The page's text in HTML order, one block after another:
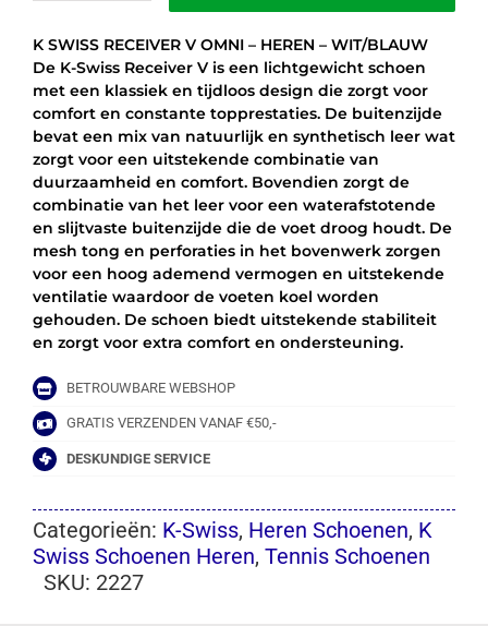
OMNI
WIT/BLAUW
aantal
K SWISS RECEIVER V OMNI – HEREN – WIT/BLAUW
De K-Swiss Receiver V is een lichtgewicht schoen
met een klassiek en tijdloos design die zorgt voor
comfort en constante topprestaties. De buitenzijde
bevat een mix van natuurlijk en synthetisch leer wat
zorgt voor een uitstekende combinatie van
duurzaamheid en comfort. Bovendien zorgt de
combinatie van het leer voor een waterafstotende
en slijtvaste buitenzijde die de voet droog houdt. De
mesh tong en perforaties in het bovenwerk zorgen
voor een hoog ademend vermogen en uitstekende
ventilatie waardoor de voeten koel worden
gehouden. De schoen biedt uitstekende stabiliteit
en zorgt voor extra comfort en ondersteuning.
BETROUWBARE WEBSHOP
GRATIS VERZENDEN VANAF €50,-
DESKUNDIGE SERVICE
Categorieën: K-Swiss, Heren Schoenen, K
Swiss Schoenen Heren, Tennis Schoenen
SKU: 2227